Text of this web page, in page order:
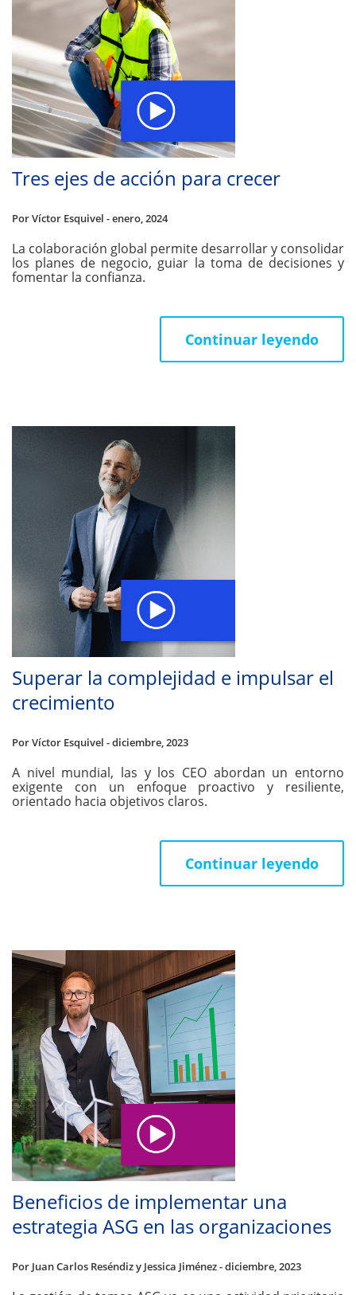
Tres ejes de acción para crecer
Por Víctor Esquivel - enero, 2024
La colaboración global permite desarrollar y consolidar
los planes de negocio, guiar la toma de decisiones y
fomentar la confianza.
Continuar leyendo
Superar la complejidad e impulsar el
crecimiento
Por Víctor Esquivel - diciembre, 2023
A nivel mundial, las y los CEO abordan un entorno
exigente con un enfoque proactivo y resiliente,
orientado hacia objetivos claros.
Continuar leyendo
Beneficios de implementar una
estrategia ASG en las organizaciones
Por Juan Carlos Reséndiz y Jessica Jiménez - diciembre, 2023